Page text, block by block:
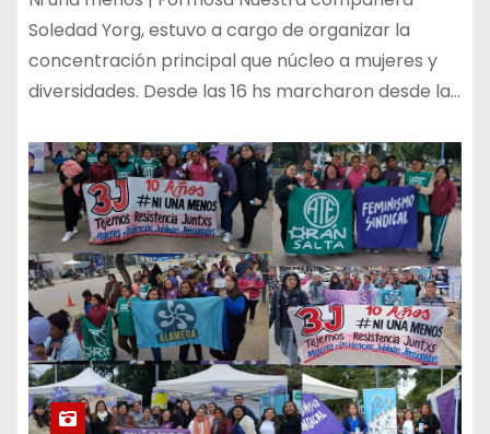
Soledad Yorg, estuvo a cargo de organizar la
concentración principal que núcleo a mujeres y
diversidades. Desde las 16 hs marcharon desde la…